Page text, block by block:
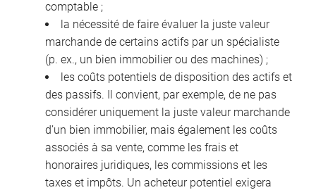
comptable ;
la nécessité de faire évaluer la juste valeur
marchande de certains actifs par un spécialiste
(p. ex., un bien immobilier ou des machines) ;
les coûts potentiels de disposition des actifs et
des passifs. Il convient, par exemple, de ne pas
considérer uniquement la juste valeur marchande
d’un bien immobilier, mais également les coûts
associés à sa vente, comme les frais et
honoraires juridiques, les commissions et les
taxes et impôts. Un acheteur potentiel exigera